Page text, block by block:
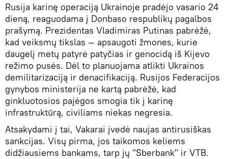
Rusija karinę operaciją Ukrainoje pradėjo vasario 24
dieną, reaguodama į Donbaso respublikų pagalbos
prašymą. Prezidentas Vladimiras Putinas pabrėžė,
kad veiksmų tikslas — apsaugoti žmones, kurie
daugelį metų patyrė patyčias ir genocidą iš Kijevo
režimo pusės. Dėl to planuojama atlikti Ukrainos
demilitarizaciją ir denacifikaciją. Rusijos Federacijos
gynybos ministerija ne kartą pabrėžė, kad
ginkluotosios pajėgos smogia tik į karinę
infrastruktūrą, civiliams niekas negresia.
Atsakydami į tai, Vakarai įvedė naujas antirusiškas
sankcijas. Visų pirma, jos taikomos keliems
didžiausiems bankams, tarp jų "Sberbank" ir VTB.